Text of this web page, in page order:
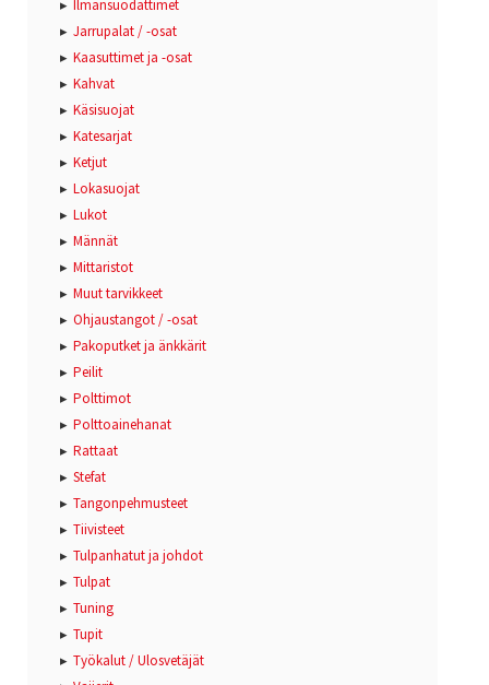
Ilmansuodattimet
Jarrupalat / -osat
Kaasuttimet ja -osat
Kahvat
Käsisuojat
Katesarjat
Ketjut
Lokasuojat
Lukot
Männät
Mittaristot
Muut tarvikkeet
Ohjaustangot / -osat
Pakoputket ja änkkärit
Peilit
Polttimot
Polttoainehanat
Rattaat
Stefat
Tangonpehmusteet
Tiivisteet
Tulpanhatut ja johdot
Tulpat
Tuning
Tupit
Työkalut / Ulosvetäjät